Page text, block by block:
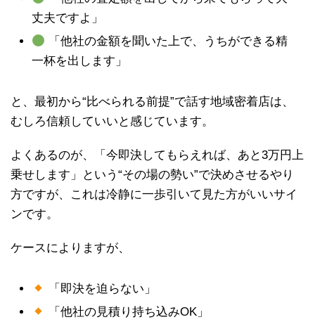
丈夫ですよ」
「他社の金額を聞いた上で、うちができる精
一杯を出します」
と、最初から“比べられる前提”で話す地域密着店は、
むしろ信頼していいと感じています。
よくあるのが、「今即決してもらえれば、あと3万円上
乗せします」という“その場の勢い”で決めさせるやり
方ですが、これは冷静に一歩引いて見た方がいいサイ
ンです。
ケースによりますが、
「即決を迫らない」
「他社の見積り持ち込みOK」